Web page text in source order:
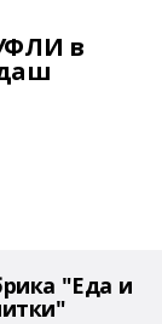
в
"Еда и